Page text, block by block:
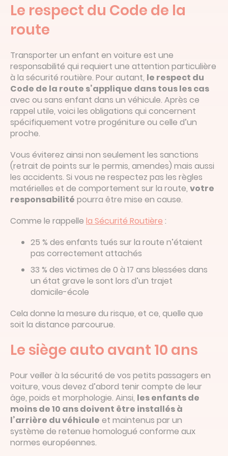
Le respect du Code de la
route
Transporter un enfant en voiture est une
responsabilité qui requiert une attention particulière
à la sécurité routière. Pour autant, le respect du
Code de la route s’applique dans tous les cas
avec ou sans enfant dans un véhicule. Après ce
rappel utile, voici les obligations qui concernent
spécifiquement votre progéniture ou celle d’un
proche.
Vous éviterez ainsi non seulement les sanctions
(retrait de points sur le permis, amendes) mais aussi
les accidents. Si vous ne respectez pas les règles
matérielles et de comportement sur la route, votre
responsabilité pourra être mise en cause.
Comme le rappelle la Sécurité Routière :
25 % des enfants tués sur la route n’étaient
pas correctement attachés
33 % des victimes de 0 à 17 ans blessées dans
un état grave le sont lors d’un trajet
domicile-école
Cela donne la mesure du risque, et ce, quelle que
soit la distance parcourue.
Le siège auto avant 10 ans
Pour veiller à la sécurité de vos petits passagers en
voiture, vous devez d’abord tenir compte de leur
âge, poids et morphologie. Ainsi, les enfants de
moins de 10 ans doivent être installés à
l’arrière du véhicule et maintenus par un
système de retenue homologué conforme aux
normes européennes.